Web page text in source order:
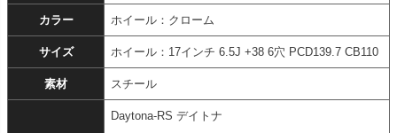
カラー ホイール：クローム
サイズ ホイール：17インチ 6.5J +38 6穴 PCD139.7 CB110
素材 スチール
Daytona-RS デイトナ